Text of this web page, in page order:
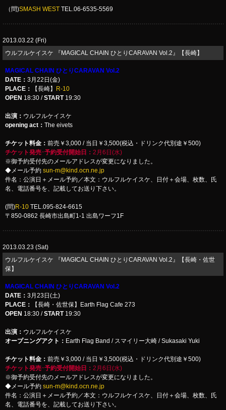
（問)SMASH WEST TEL.06-6535-5569
2013.03.22 (Fri)
ウルフルケイスケ 『MAGICAL CHAIN ひとりCARAVAN Vol.2』【長崎】
MAGICAL CHAIN ひとりCARAVAN Vol.2
DATE： 3月22日(金)
PLACE：
【長崎】
R-10
OPEN 18:30 /START19:30
出演： ウルフルケイスケ
opening act： The eivets
チケット料金： 前売￥3,000 / 当日￥3,500(税込・ドリンク代別途￥500)
チケット発売･予約受付開始日： 2月6日(水)
※御予約受付先のメールアドレスが変更になりました。
◆メール予約 sun-m@kind.ocn.ne.jp
件名：公演日＋メール予約／本文：ウルフルケイスケ、日付＋会場、枚数、氏
名、電話番号を、記載してお送り下さい。
(問)R-10 TEL.095-824-6615
〒850-0862 長崎市出島町1-1 出島ワーフ1F
2013.03.23 (Sat)
ウルフルケイスケ 『MAGICAL CHAIN ひとりCARAVAN Vol.2』【長崎・佐世
保】
MAGICAL CHAIN ひとりCARAVAN Vol.2
DATE： 3月23日(土)
PLACE：
【長崎・佐世保】Earth Flag Cafe 273
OPEN 18:30 /START19:30
出演： ウルフルケイスケ
オープニングアクト： Earth Flag Band / スマイリー大崎 / Sukasaki Yuki
チケット料金： 前売￥3,000 / 当日￥3,500(税込・ドリンク代別途￥500)
チケット発売･予約受付開始日： 2月6日(水)
※御予約受付先のメールアドレスが変更になりました。
◆メール予約 sun-m@kind.ocn.ne.jp
件名：公演日＋メール予約／本文：ウルフルケイスケ、日付＋会場、枚数、氏
名、電話番号を、記載してお送り下さい。